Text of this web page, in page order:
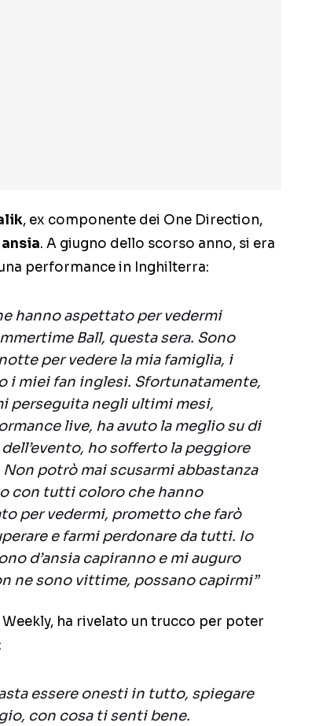
, ex componente dei One Direction,
ansia. A giugno dello scorso anno, si era
performance in Inghilterra:
hanno aspettato per vedermi
Ball, questa sera. Sono
per vedere la mia famiglia, i
i miei fan inglesi. Sfortunatamente,
perseguita negli ultimi mesi,
live, ha avuto la meglio su di
ho sofferto la peggiore
potrò mai scusarmi abbastanza
con tutti coloro che hanno
per vedermi, prometto che farò
e farmi perdonare da tutti. Io
d’ansia capiranno e mi auguro
ne sono vittime, possano capirmi”
ha rivelato un trucco per poter
essere onesti in tutto, spiegare
con cosa ti senti bene.